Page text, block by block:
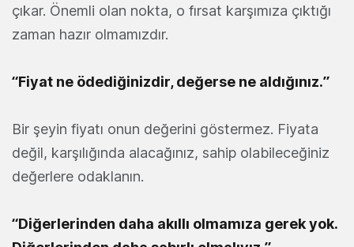
çıkar. Önemli olan nokta, o fırsat karşımıza çıktığı
zaman hazır olmamızdır.
“Fiyat ne ödediğinizdir, değerse ne aldığınız.”
Bir şeyin fiyatı onun değerini göstermez. Fiyata
değil, karşılığında alacağınız, sahip olabileceğiniz
değerlere odaklanın.
“Diğerlerinden daha akıllı olmamıza gerek yok.